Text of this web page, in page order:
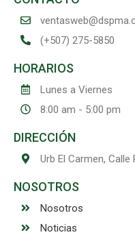
(+507) 275-5850
HORARIOS
Lunes a Viernes
8:00 am - 5:00 pm
DIRECCIÓN
Urb El Carmen,
NOSOTROS
Nosotros
Noticias